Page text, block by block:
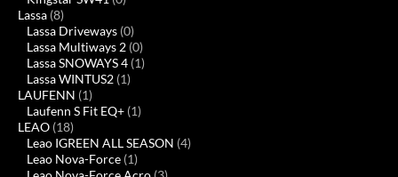
Lassa (8)
Lassa Driveways (0)
Lassa Multiways 2 (0)
Lassa SNOWAYS 4 (1)
Lassa WINTUS2 (1)
LAUFENN (1)
Laufenn S Fit EQ+ (1)
LEAO (18)
Leao IGREEN ALL SEASON (4)
Leao Nova-Force (1)